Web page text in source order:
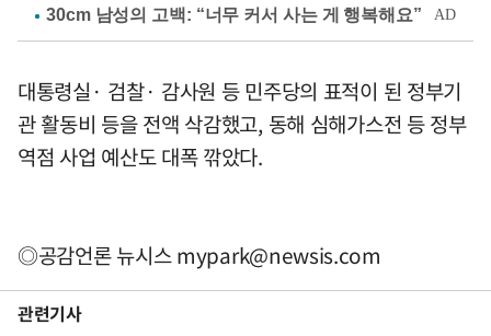
대통령실· 검찰· 감사원 등 민주당의 표적이 된 정부기
관 활동비 등을 전액 삭감했고, 동해 심해가스전 등 정부
역점 사업 예산도 대폭 깎았다.
◎공감언론 뉴시스mypark@newsis.com
관련기사